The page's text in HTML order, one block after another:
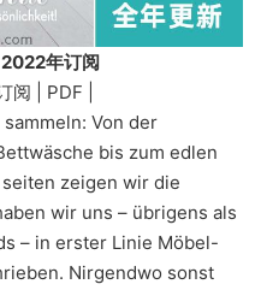
年订阅
阅 | PDF |
Von der
bis zum edlen
zeigen wir die
wir uns – übrigens als
– in erster Linie Möbel-
Nirgendwo sonst